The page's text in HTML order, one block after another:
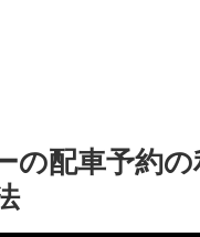
の配車予約